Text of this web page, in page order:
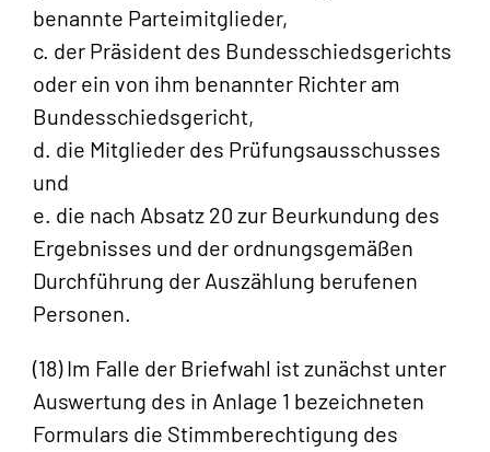
benannte Parteimitglieder,
c. der Präsident des Bundesschiedsgerichts
oder ein von ihm benannter Richter am
Bundesschiedsgericht,
d. die Mitglieder des Prüfungsausschusses
und
e. die nach Absatz 20 zur Beurkundung des
Ergebnisses und der ordnungsgemäßen
Durchführung der Auszählung berufenen
Personen.
(18) Im Falle der Briefwahl ist zunächst unter
Auswertung des in Anlage 1 bezeichneten
Formulars die Stimmberechtigung des